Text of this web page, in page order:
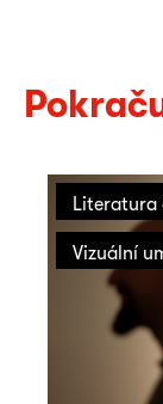
Literatura
Vizuální